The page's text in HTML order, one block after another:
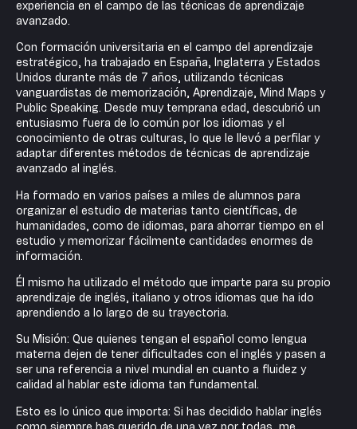
experiencia en el campo de las técnicas de aprendizaje
avanzado.
Con formación universitaria en el campo del aprendizaje
estratégico, ha trabajado en España, Inglaterra y Estados
Unidos durante más de 7 años, utilizando técnicas
vanguardistas de memorización, Aprendizaje, Mind Maps y
Public Speaking. Desde muy temprana edad, descubrió un
entusiasmo fuera de lo común por los idiomas y el
conocimiento de otras culturas, lo que le llevó a perfilar y
adaptar diferentes métodos de técnicas de aprendizaje
avanzado al inglés.
Ha formado en varios países a miles de alumnos para
organizar el estudio de materias tanto científicas, de
humanidades, como de idiomas, para ahorrar tiempo en el
estudio y memorizar fácilmente cantidades enormes de
información.
Él mismo ha utilizado el método que imparte para su propio
aprendizaje de inglés, italiano y otros idiomas que ha ido
aprendiendo a lo largo de su trayectoria.
Su Misión: Que quienes tengan el español como lengua
materna dejen de tener dificultades con el inglés y pasen a
ser una referencia a nivel mundial en cuanto a fluidez y
calidad al hablar este idioma tan fundamental.
Esto es lo único que importa: Si has decidido hablar inglés